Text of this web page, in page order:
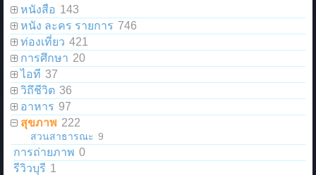
หนังสือ 143
หนัง ละคร รายการ 746
ท่องเที่ยว 421
การศึกษา 20
ไอที 37
วิถึชีวิต 36
อาหาร 97
สุขภาพ 222
สวนสาธารณะ 9
การถ่ายภาพ 0
รีวิวบุรี 1